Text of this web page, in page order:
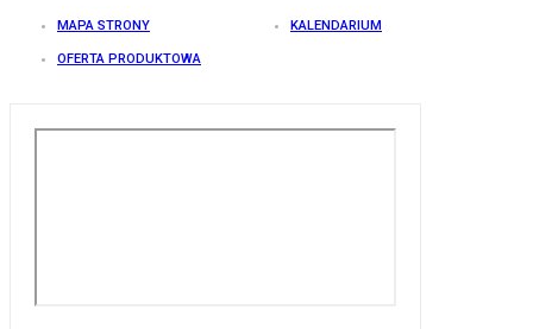
MAPA STRONY KALENDARIUM
OFERTA PRODUKTOWA